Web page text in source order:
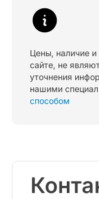
Цены, наличие
сайте, не
уточнения
нашими
способом